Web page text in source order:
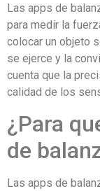
Las apps de
para medir la
colocar un objeto
se ejerce y la
cuenta que la
calidad de los
¿Para
de
Las apps de